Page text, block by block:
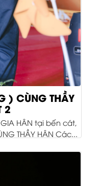
) CÙNG THẦY
2
GIA HÂN tại bến cát,
THẦY HÂN Các...